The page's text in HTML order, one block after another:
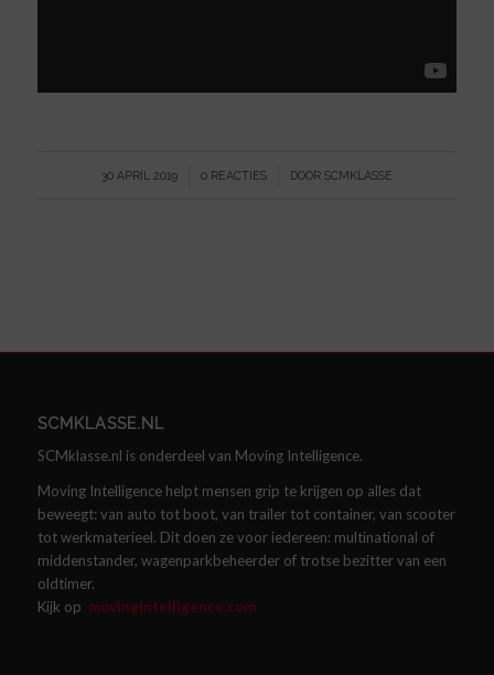
30 APRIL 2019
/ 0 REACTIES
/ DOOR SCMKLASSE
SCMKLASSE.NL
SCMklasse.nl is onderdeel van Moving Intelligence.
Moving Intelligence helpt mensen grip te krijgen op alles dat
beweegt: van auto tot boot, van trailer tot container, van scooter
tot werkmaterieel. Dit doen ze voor iedereen: multinational of
middenstander, wagenparkbeheerder of trotse bezitter van een
oldtimer.
Kijk op movingintelligence.com